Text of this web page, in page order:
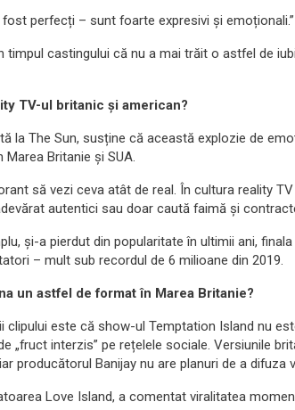
perfecți – sunt foarte expresivi și emoționali.”
timpul castingului că nu a mai trăit o astfel de
TV-ul britanic și american?
la The Sun, susține că această explozie de
Britanie și SUA.
să vezi ceva atât de real. În cultura reality
autentici sau doar caută faimă și
și-a pierdut din popularitate în ultimii ani,
– mult sub recordul de 6 milioane din 2019.
un astfel de format în Marea Britanie?
clipului este că show-ul Temptation Island nu
„fruct interzis” pe rețelele sociale. Versiunile
producătorul Banijay nu are planuri de a difuza
Love Island, a comentat viralitatea